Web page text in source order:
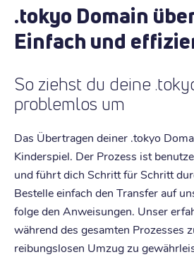
.tokyo Domain
Einfach und
So ziehst du deine
problemlos um
Das Übertragen deiner .tokyo
Kinderspiel. Der Prozess ist
und führt dich Schritt für Schritt
Bestelle einfach den Transfer auf
folge den Anweisungen. Unser
während des gesamten Prozesses
reibungslosen Umzug zu